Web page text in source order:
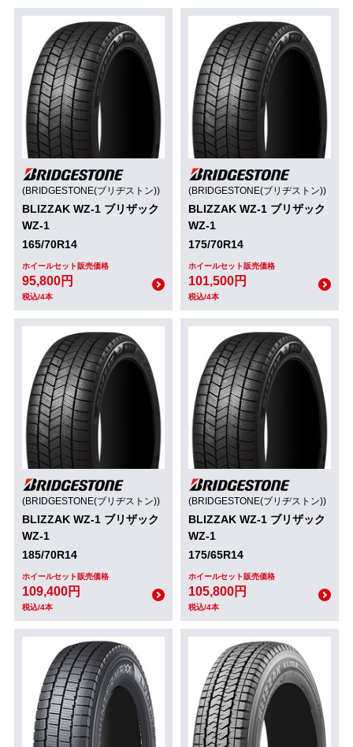
(BRIDGESTONE(ブリヂストン))
BLIZZAK WZ-1 ブリザック
WZ-1
165/70R14
ホイールセット販売価格
95,800円
税込/4本
(BRIDGESTONE(ブリヂストン))
BLIZZAK WZ-1 ブリザック
WZ-1
175/70R14
ホイールセット販売価格
101,500円
税込/4本
(BRIDGESTONE(ブリヂストン))
BLIZZAK WZ-1 ブリザック
WZ-1
185/70R14
ホイールセット販売価格
109,400円
税込/4本
(BRIDGESTONE(ブリヂストン))
BLIZZAK WZ-1 ブリザック
WZ-1
175/65R14
ホイールセット販売価格
105,800円
税込/4本